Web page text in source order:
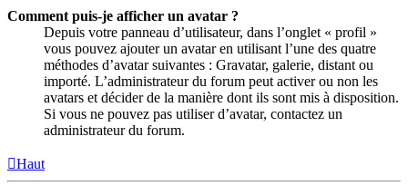
Comment puis-je afficher un avatar ?
Depuis votre panneau d’utilisateur, dans l’onglet « profil »
vous pouvez ajouter un avatar en utilisant l’une des quatre
méthodes d’avatar suivantes : Gravatar, galerie, distant ou
importé. L’administrateur du forum peut activer ou non les
avatars et décider de la manière dont ils sont mis à disposition.
Si vous ne pouvez pas utiliser d’avatar, contactez un
administrateur du forum.
Haut